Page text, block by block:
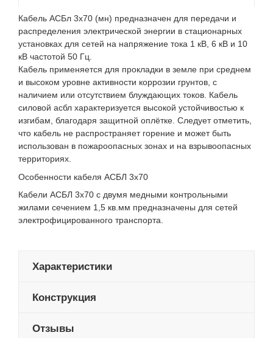
Кабель АСБл 3х70 (мн) предназначен для передачи и
распределения электрической энергии в стационарных
установках для сетей на напряжение тока 1 кВ, 6 кВ и 10
кВ частотой 50 Гц.
Кабель применяется для прокладки в земле при среднем
и высоком уровне активности коррозии грунтов, с
наличием или отсутствием блуждающих токов. Кабель
силовой асбл характеризуется высокой устойчивостью к
изгибам, благодаря защитной оплётке. Следует отметить,
что кабель не распространяет горение и может быть
использован в пожароопасных зонах и на взрывоопасных
территориях.
Особенности кабеля АСБЛ 3х70
Кабели АСБЛ 3х70 с двумя медными контрольными
жилами сечением 1,5 кв.мм предназначены для сетей
электрофицированного транспорта.
Характеристики
Конструкция
Отзывы